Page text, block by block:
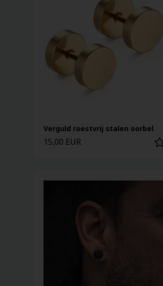
Verguld roestvrij stalen oorbel
15,00 EUR